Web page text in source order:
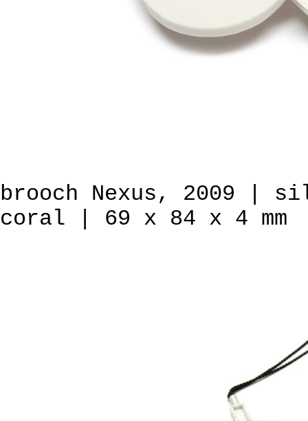
brooch Nexus, 2009 |
coral | 69 x 84 x 4 mm